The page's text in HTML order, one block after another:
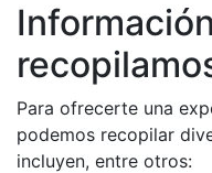
Para ofrecerte una
podemos recopilar
incluyen, entre otros: